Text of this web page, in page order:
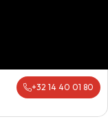
+32 14 40 01 80